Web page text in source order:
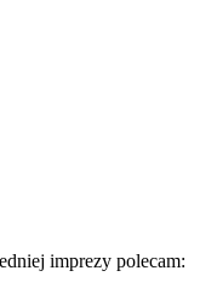
imprezy polecam: